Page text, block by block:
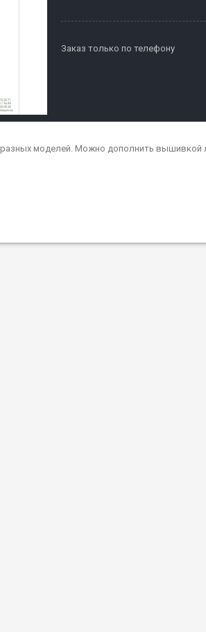
Заказ только по телефону
моделей. Можно дополнить вышивкой